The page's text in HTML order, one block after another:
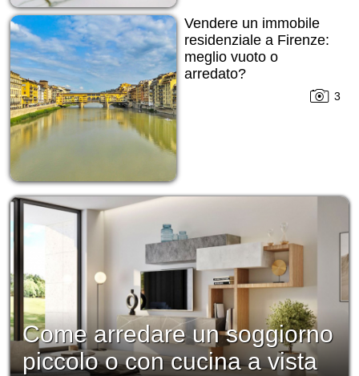
Vendere un immobile
residenziale a Firenze:
meglio vuoto o
arredato?
3
Come arredare un soggiorno
piccolo o con cucina a vista